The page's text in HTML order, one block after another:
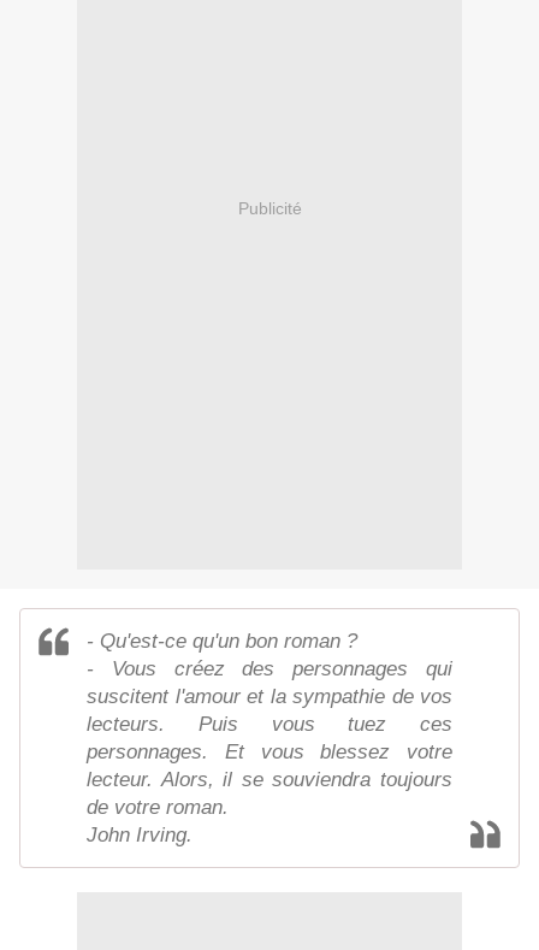
Publicité
- Qu'est-ce qu'un bon roman ?
- Vous créez des personnages qui
suscitent l'amour et la sympathie de vos
lecteurs. Puis vous tuez ces
personnages. Et vous blessez votre
lecteur. Alors, il se souviendra toujours
de votre roman.
John Irving.